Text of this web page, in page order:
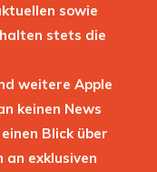
sowie
stets die
weitere Apple
keinen News
Blick über
exklusiven